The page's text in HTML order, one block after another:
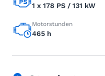
1 x 178 PS / 131 kW
Motorstunden
465 h